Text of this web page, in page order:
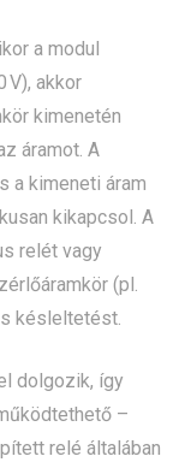
a modul
V), akkor
kimenetén
áramot. A
a kimeneti áram
kikapcsol. A
relét vagy
(pl.
késleltetést.
dolgozik, így
–
relé általában